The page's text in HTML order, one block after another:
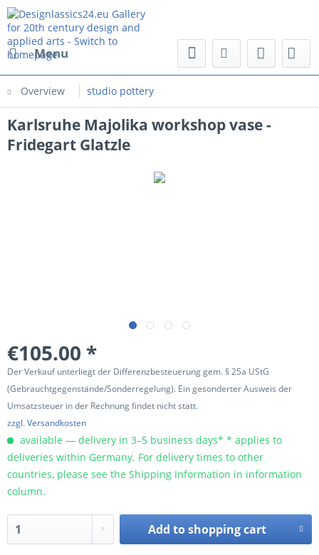
Menu
Overview studio pottery
Karlsruhe Majolika workshop vase -
Fridegart Glatzle
€105.00 *
Der Verkauf unterliegt der Differenzbesteuerung gem. § 25a UStG
(Gebrauchtgegenstände/Sonderregelung). Ein gesonderter Ausweis der
Umsatzsteuer in der Rechnung findet nicht statt.
zzgl. Versandkosten
available — delivery in 3–5 business days* * applies to
deliveries within Germany. For delivery times to other
countries, please see the Shipping Information in information
column.
Add toshopping cart